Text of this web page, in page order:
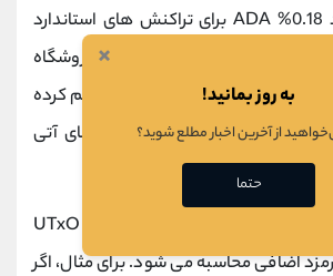
شود، معمولا حدود 0.18% ADA برای تراکنش‌ های استاندارد
است. مدل UTxO مشابه سیستم پرداخت خرده در فروشگاه
هر تراکنش، وجوه را به تغییر تقسیم کرده
ایجاد می‌ کند که در تراکنش‌ های آتی
در موارد خاص، هنگامی که تراکنش به ایجاد خروجی UTxO
اضافی محاسبه می‌ شود. برای مثال، اگر
×
به روز بمانید!
از آخرین اخبار مطلع شوید؟
حتما